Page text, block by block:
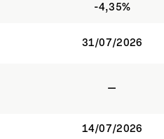
-4,35%
31/07/2026
—
14/07/2026